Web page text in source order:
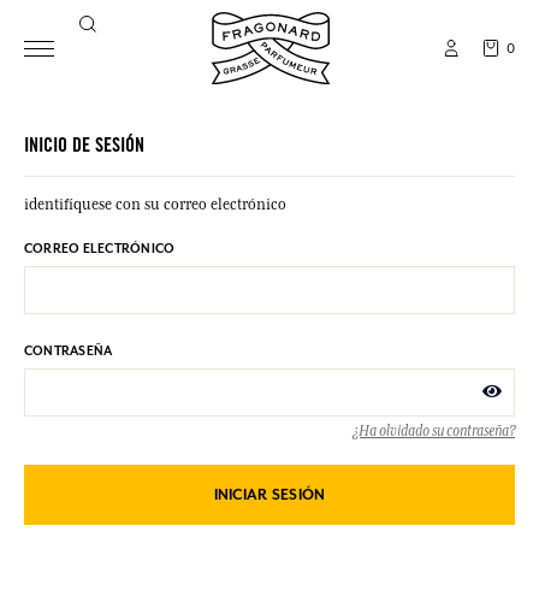
0
INICIO DE SESIÓN
identifíquese con su correo electrónico
CORREO ELECTRÓNICO
CONTRASEÑA
¿Ha olvidado su contraseña?
INICIAR SESIÓN